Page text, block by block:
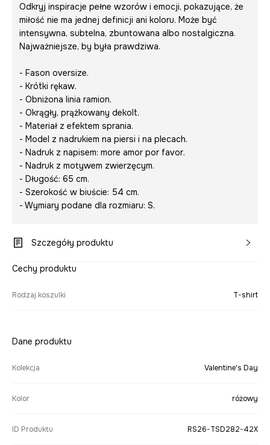
Odkryj inspiracje pełne wzorów i emocji, pokazujące, że
miłość nie ma jednej definicji ani koloru. Może być
intensywna, subtelna, zbuntowana albo nostalgiczna.
Najważniejsze, by była prawdziwa.
- Fason oversize.
- Krótki rękaw.
- Obniżona linia ramion.
- Okrągły, prążkowany dekolt.
- Materiał z efektem sprania.
- Model z nadrukiem na piersi i na plecach.
- Nadruk z napisem: more amor por favor.
- Nadruk z motywem zwierzęcym.
- Długość: 65 cm.
- Szerokość w biuście: 54 cm.
- Wymiary podane dla rozmiaru: S.
Szczegóły produktu
Cechy produktu
Rodzaj koszulki T-shirt
Dane produktu
Kolekcja Valentine's Day
Kolor różowy
ID Produktu RS26-TSD282-42X